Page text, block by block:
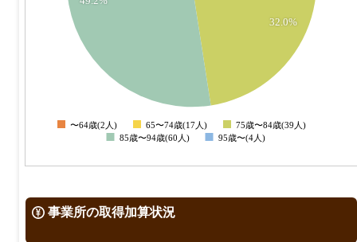
32.0%
0
〜64歳(2人) 65〜74歳(17人)
75歳〜84歳(39人)
85歳〜94歳(60人)
95歳〜(4人)
事業所の取得加算状況